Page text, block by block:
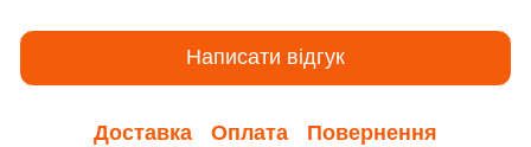
Написати відгук
Доставка Оплата Повернення